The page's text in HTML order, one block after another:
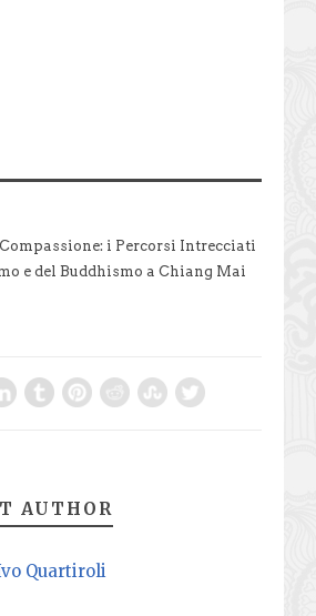
i Percorsi Intrecciati
e del Buddhismo a Chiang Mai
AUTHOR
Quartiroli